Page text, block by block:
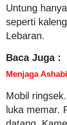
Untung
seperti
Lebaran.
Baca Juga :
Menjaga
Mobil
luka memar.